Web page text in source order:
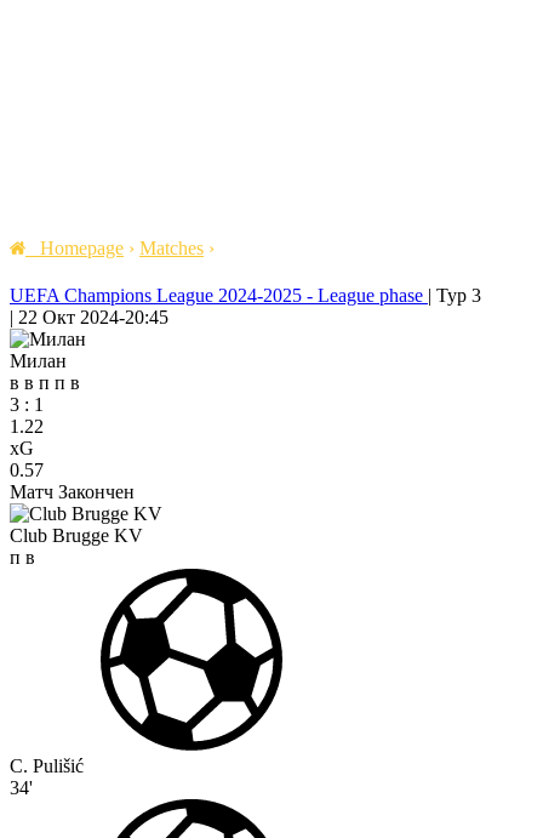
Homepage › Matches ›
UEFA Champions League 2024-2025 - League phase | Тур 3
| 22 Окт 2024-20:45
Милан
в в п п в
3 : 1
1.22
xG
0.57
Матч Закончен
Club Brugge KV
п в
C. Pulišić
34'